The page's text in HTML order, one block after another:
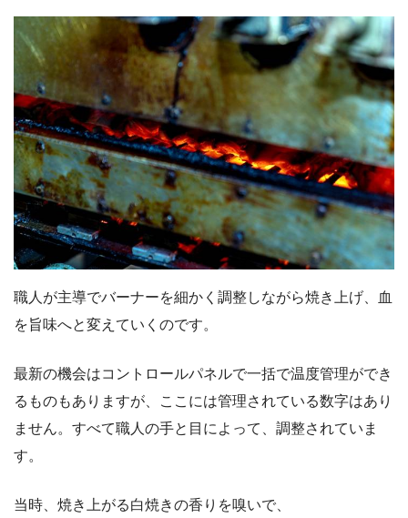
職人が主導でバーナーを細かく調整しながら焼き上げ、血
を旨味へと変えていくのです。
最新の機会はコントロールパネルで一括で温度管理ができ
るものもありますが、ここには管理されている数字はあり
ません。すべて職人の手と目によって、調整されていま
す。
当時、焼き上がる白焼きの香りを嗅いで、